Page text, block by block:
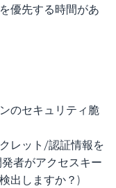
優先する時間があ
のセキュリティ脆
レット/認証情報を
者がアクセスキー
出しますか？)